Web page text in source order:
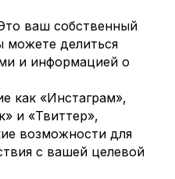
ваш собственный
можете делиться
и информацией о
как «Инстаграм»,
и «Твиттер»,
возможности для
с вашей целевой